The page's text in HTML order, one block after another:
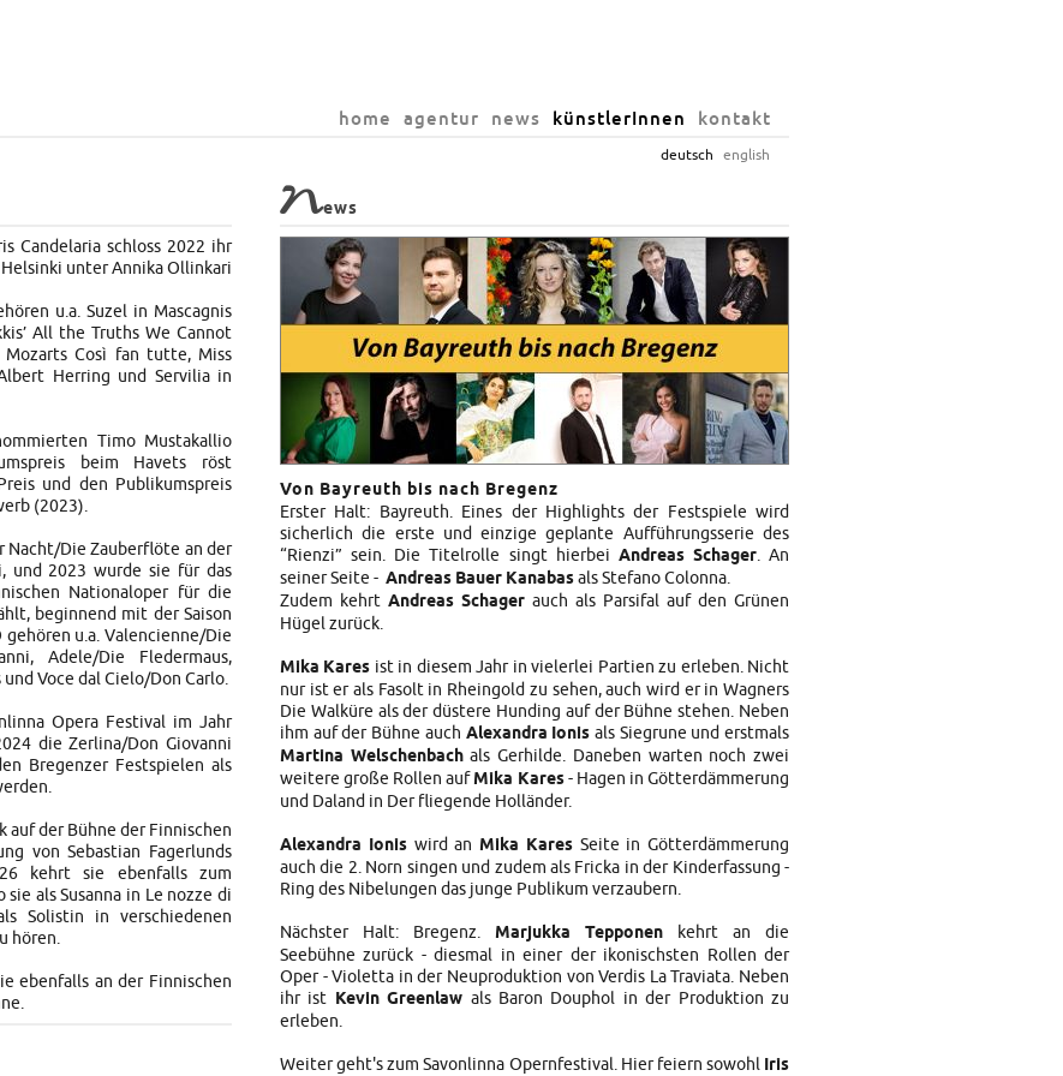
home agentur news künstlerInnen kontakt
deutsch english
Candelaria schloss 2022 ihr
unter Annika Ollinkari
u.a. Suzel in Mascagnis
All the Truths We Cannot
Mozarts Così fan tutte, Miss
Herring und Servilia in
Timo Mustakallio
beim Havets röst
und den Publikumspreis
(2023).
Nacht/Die Zauberflöte an der
und 2023 wurde sie für das
Nationaloper für die
beginnend mit der Saison
u.a. Valencienne/Die
Adele/Die Fledermaus,
Voce dal Cielo/Don Carlo.
Opera Festival im Jahr
die Zerlina/Don Giovanni
Bregenzer Festspielen als
auf der Bühne der Finnischen
von Sebastian Fagerlunds
kehrt sie ebenfalls zum
als Susanna in Le nozze di
Solistin in verschiedenen
hören.
ebenfalls an der Finnischen
News
Von Bayreuth bis nach Bregenz
Erster Halt: Bayreuth. Eines der Highlights der Festspiele wird
sicherlich die erste und einzige geplante Aufführungsserie des
“Rienzi” sein. Die Titelrolle singt hierbei Andreas Schager. An
seiner Seite - Andreas Bauer Kanabasals Stefano Colonna.
Zudem kehrt Andreas Schager auch als Parsifal auf den Grünen
Hügel zurück.
Mika Kares ist in diesem Jahr in vielerlei Partien zu erleben. Nicht
nur ist er als Fasolt in Rheingold zu sehen, auch wird er in Wagners
Die Walküre als der düstere Hunding auf der Bühne stehen. Neben
ihm auf der Bühne auch Alexandra Ionis als Siegrune und erstmals
Martina Welschenbachals Gerhilde. Daneben warten noch zwei
weitere große Rollen aufMika Kares- Hagen in Götterdämmerung
und Daland in Der fliegende Holländer.
Alexandra Ioniswird an Mika KaresSeite in Götterdämmerung
auch die 2. Norn singen und zudem als Fricka in der Kinderfassung -
Ring des Nibelungen das junge Publikum verzaubern.
Nächster Halt: Bregenz. Marjukka Tepponen
kehrt an die
Seebühne zurück - diesmal in einer der ikonischsten Rollen der
Oper - Violetta in der Neuproduktion von Verdis La Traviata. Neben
ihr ist Kevin Greenlaw als Baron Douphol in der Produktion zu
erleben.
Weiter geht's zum Savonlinna Opernfestival. Hier feiern sowohl Iris